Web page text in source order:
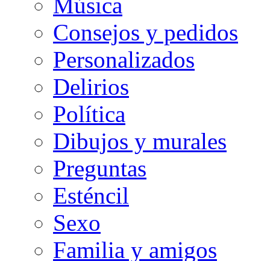
Música
Consejos y pedidos
Personalizados
Delirios
Política
Dibujos y murales
Preguntas
Esténcil
Sexo
Familia y amigos